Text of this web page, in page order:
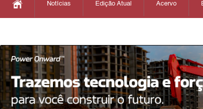
Notícias Edição Atual Acervo